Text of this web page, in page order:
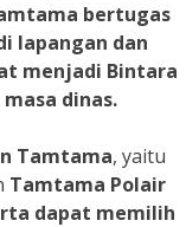
bertugas
lapangan dan
menjadi Bintara
dinas.
Tamtama, yaitu
Tamtama Polair
dapat memilih